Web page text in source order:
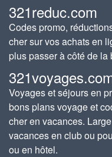
321reduc.com
Codes promo,
cher sur vos achats en
plus passer à côté de la
Voyages et séjours en
bons plans voyage et
cher en vacances.
vacances en club ou
ou en hôtel.